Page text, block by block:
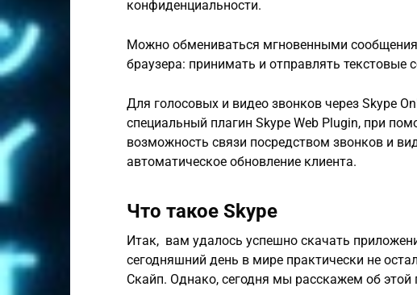
конфиденциальности.
Можно обмениваться мгновенными
браузера: принимать и отправлять текстовые
Для голосовых и видео звонков через Skype
специальный плагин Skype Web Plugin, при
возможность связи посредством звонков и
автоматическое обновление клиента.
Что такое Skype
Итак, вам удалось успешно скачать
сегодняшний день в мире практически не
Скайп. Однако, сегодня мы расскажем об этой